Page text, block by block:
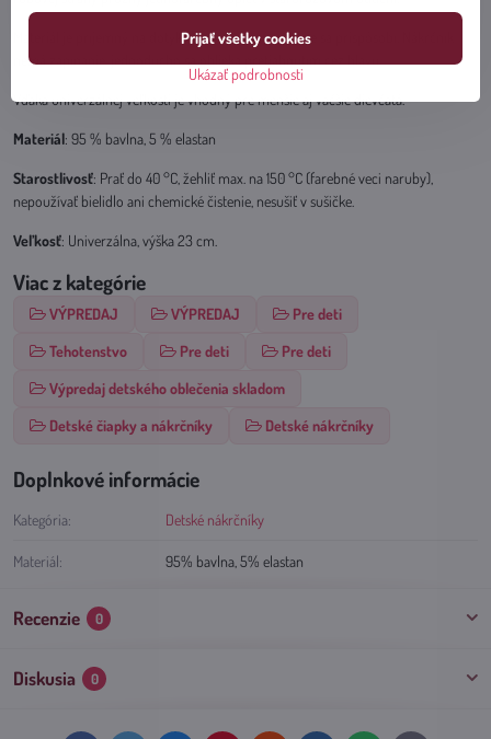
Materiál je príjemný na dotyk, jemne pružný a dobre sa prispôsobí. Nákrčník
nemá zapínanie, jednoducho sa oblieka pretiahnutím cez hlavu.
Vďaka univerzálnej veľkosti je vhodný pre menšie aj väčšie dievčatá.
Materiál: 95 % bavlna, 5 % elastan
Starostlivosť: Prať do 40 °C, žehliť max. na 150 °C (farebné veci naruby),
nepoužívať bielidlo ani chemické čistenie, nesušiť v sušičke.
Veľkosť: Univerzálna, výška 23 cm.
Viac z kategórie
VÝPREDAJ VÝPREDAJ
Pre deti
Tehotenstvo
Pre deti
Pre deti
Výpredaj detského oblečenia skladom
Detské čiapky a nákrčníky
Detské nákrčníky
Doplnkové informácie
Kategória: Detské nákrčníky
Materiál: 95% bavlna, 5% elastan
Recenzie 0
Diskusia 0
Ukázať podrobnosti
Prijať všetky cookies